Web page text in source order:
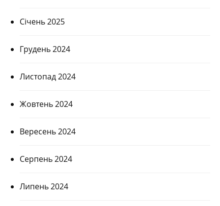
Січень 2025
Грудень 2024
Листопад 2024
Жовтень 2024
Вересень 2024
Серпень 2024
Липень 2024